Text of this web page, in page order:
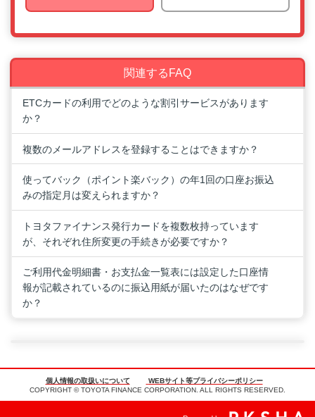
関連するFAQ
ETCカードの利用でどのような割引サービスがあります
か？
複数のメールアドレスを登録することはできますか？
使ってバック（ポイント楽バック）の年1回の口座お振込
みの指定月は変えられますか？
トヨタファイナンス発行カードを複数枚持っています
が、それぞれ住所変更の手続きが必要ですか？
ご利用代金明細書・お支払金一覧表には設定した口座情
報が記載されているのに振込用紙が届いたのはなぜです
か？
個人情報の取扱いについて
WEBサイト等プライバシーポリシー
COPYRIGHT © TOYOTA FINANCE CORPORATION. ALL RIGHTS RESERVED.